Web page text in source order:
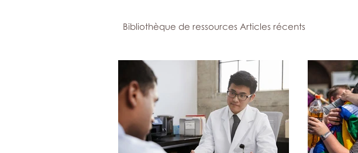
Bibliothèque de ressources Articles récents